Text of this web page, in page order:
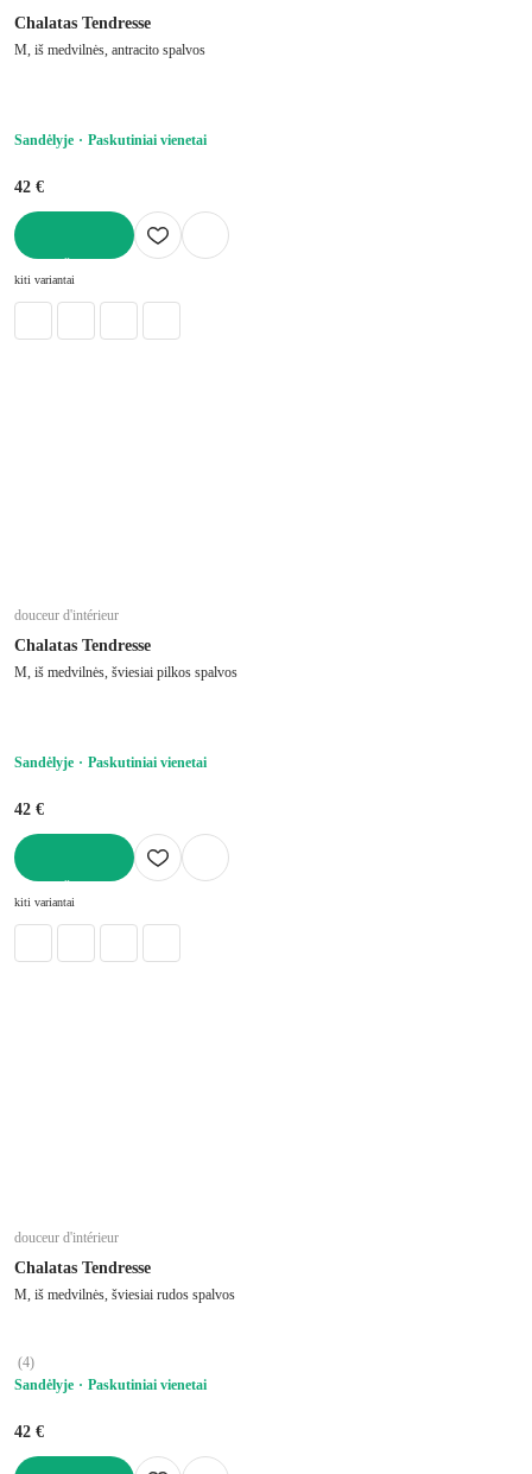
Chalatas Tendresse
M, iš medvilnės, antracito spalvos
Sandėlyje Paskutiniai vienetai
42 €
kiti variantai
douceur d'intérieur
Chalatas Tendresse
M, iš medvilnės, šviesiai pilkos spalvos
Sandėlyje Paskutiniai vienetai
42 €
kiti variantai
douceur d'intérieur
Chalatas Tendresse
M, iš medvilnės, šviesiai rudos spalvos
(4)
Sandėlyje
Paskutiniai vienetai
42 €